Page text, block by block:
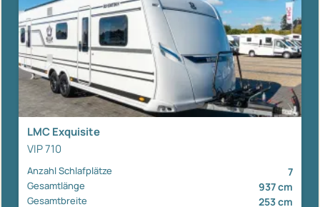
LMC Exquisite
VIP 710
Anzahl Schlafplätze 7
Gesamtlänge 937 cm
Gesamtbreite 253 cm